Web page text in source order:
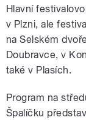
Hlavní
v Plzni, ale
na Selském
Doubravce, v
také v Plasích.
Program na
Špalíčku